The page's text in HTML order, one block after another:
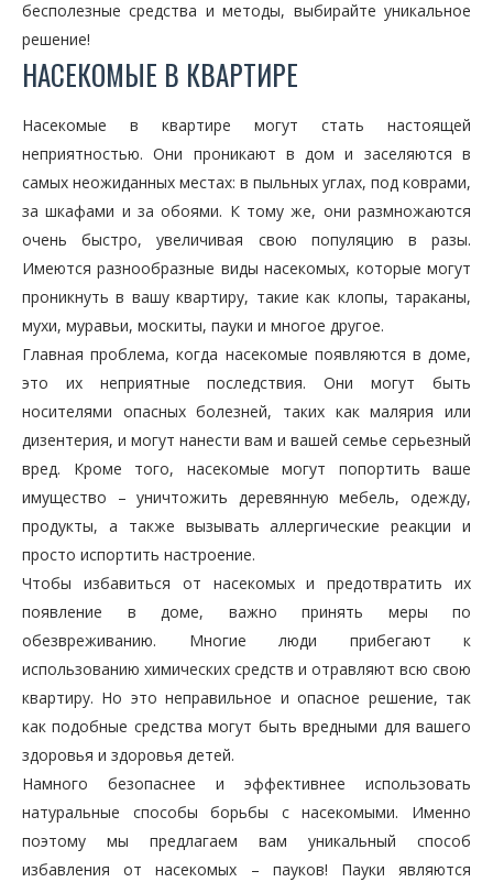
бесполезные средства и методы, выбирайте уникальное
решение!
НАСЕКОМЫЕ В КВАРТИРЕ
Насекомые в квартире могут стать настоящей
неприятностью. Они проникают в дом и заселяются в
самых неожиданных местах: в пыльных углах, под коврами,
за шкафами и за обоями. К тому же, они размножаются
очень быстро, увеличивая свою популяцию в разы.
Имеются разнообразные виды насекомых, которые могут
проникнуть в вашу квартиру, такие как клопы, тараканы,
мухи, муравьи, москиты, пауки и многое другое.
Главная проблема, когда насекомые появляются в доме,
это их неприятные последствия. Они могут быть
носителями опасных болезней, таких как малярия или
дизентерия, и могут нанести вам и вашей семье серьезный
вред. Кроме того, насекомые могут попортить ваше
имущество – уничтожить деревянную мебель, одежду,
продукты, а также вызывать аллергические реакции и
просто испортить настроение.
Чтобы избавиться от насекомых и предотвратить их
появление в доме, важно принять меры по
обезвреживанию. Многие люди прибегают к
использованию химических средств и отравляют всю свою
квартиру. Но это неправильное и опасное решение, так
как подобные средства могут быть вредными для вашего
здоровья и здоровья детей.
Намного безопаснее и эффективнее использовать
натуральные способы борьбы с насекомыми. Именно
поэтому мы предлагаем вам уникальный способ
избавления от насекомых – пауков! Пауки являются